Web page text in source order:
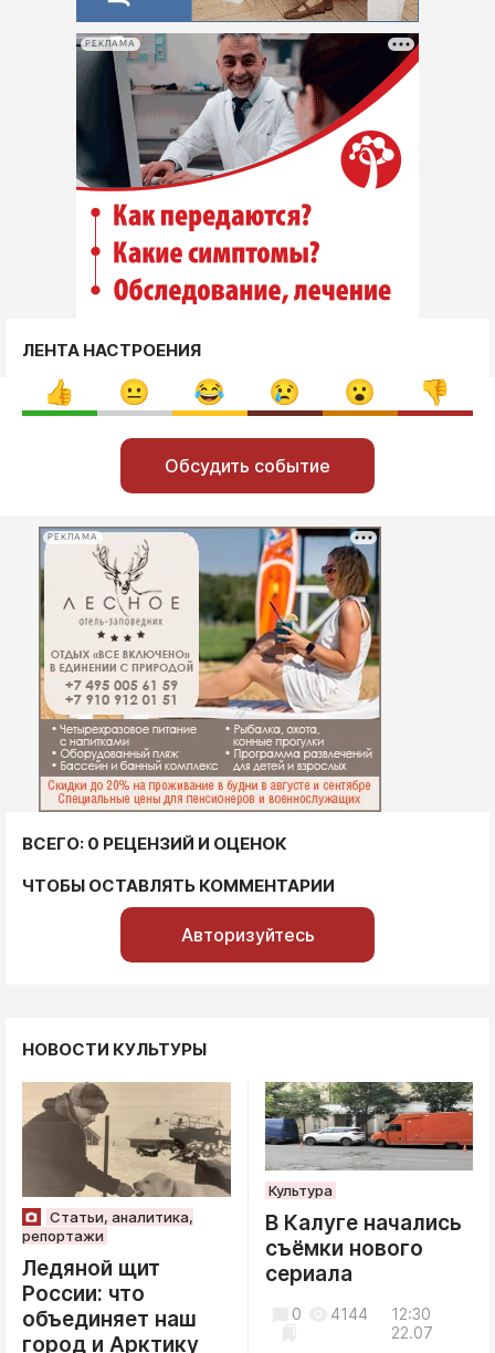
РЕКЛАМА
ЛЕНТА НАСТРОЕНИЯ
Обсудить событие
РЕКЛАМА
ВСЕГО: 0 РЕЦЕНЗИЙ И ОЦЕНОК
ЧТОБЫ ОСТАВЛЯТЬ КОММЕНТАРИИ
Авторизуйтесь
НОВОСТИ КУЛЬТУРЫ
Статьи, аналитика,
репортажи
Ледяной щит
России: что
объединяет наш
город и Арктику
Культура
В Калуге начались
съёмки нового
сериала
12:30
22.07
0 4144